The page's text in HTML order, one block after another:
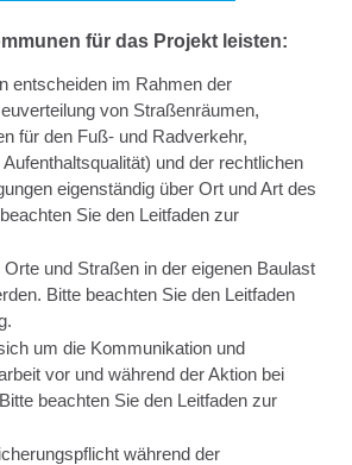
für das Projekt leisten:
entscheiden im Rahmen der
von Straßenräumen,
für den Fuß- und Radverkehr,
und der rechtlichen
eigenständig über Ort und Art des
Sie den Leitfaden zur
und Straßen in der eigenen Baulast
Bitte beachten Sie den Leitfaden
um die Kommunikation und
vor und während der Aktion bei
beachten Sie den Leitfaden zur
während der